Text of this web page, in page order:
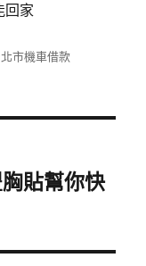
回家
市機車借款
貼幫你快